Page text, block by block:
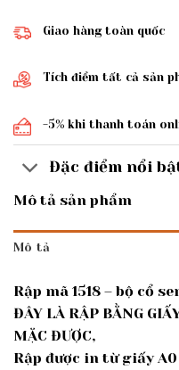
Giao hàng toàn quốc
Tích điểm tất cả sản
-5% khi thanh toán
Đặc điểm nổi
Mô tả sản phẩm
Mô tả
Rập mã 1518 – bộ cổ
ĐÂY LÀ RẬP BẰNG
MẶC ĐƯỢC,
Rập được in từ giấy